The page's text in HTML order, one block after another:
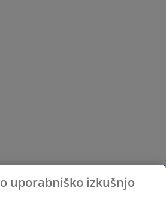
uporabniško izkušnjo